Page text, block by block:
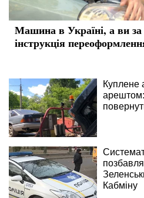
Машина в Україні, а ви
інструкція
Куплене
Кабміну